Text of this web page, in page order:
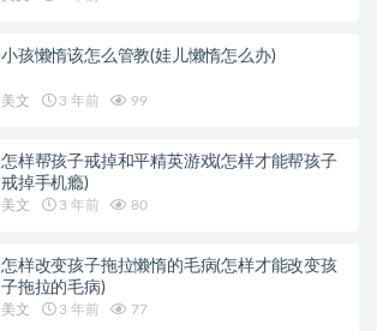
小孩懒惰该怎么管教(娃儿懒惰怎么办)
美文 3 年前 99
怎样帮孩子戒掉和平精英游戏(怎样才能帮孩子
戒掉手机瘾)
美文 3 年前 80
怎样改变孩子拖拉懒惰的毛病(怎样才能改变孩
子拖拉的毛病)
美文 3 年前 77